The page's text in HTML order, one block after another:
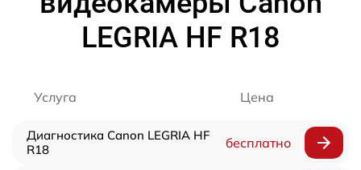
LEGRIA HF R18
Услуга Цена
Диагностика Canon LEGRIA HF
R18
бесплатно